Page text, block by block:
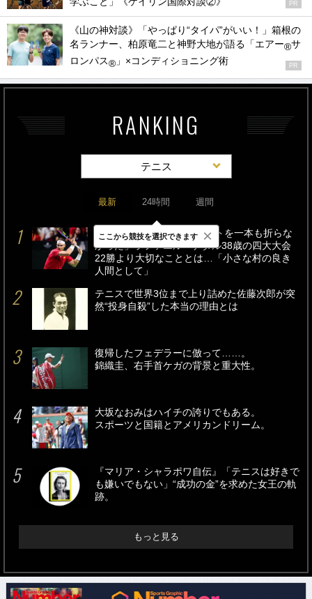
PR
《山の神対談》「やっぱり“タイパ”がいい！」箱根の
名ランナー、柏原竜二と神野大地が語る「エアー®サ
ロンパス® 」×コンディショニング術 PR
RANKING
テニス
最新 24時間 週間
引退まで「1250本のラケットを一本も折らな
かった」ラファエル・ナダル38歳の四大大会
22勝より大切なこととは…「小さな村の良き
人間として」
テニスで世界3位まで上り詰めた佐藤次郎が突
然“投身自殺”した本当の理由とは
復帰したフェデラーに倣って……。
錦織圭、右手首ケガの背景と重大性。
大坂なおみはハイチの誇りでもある。
スポーツと国籍とアメリカンドリーム。
『マリア・シャラポワ自伝』「テニスは好きで
も嫌いでもない」“成功の金”を求めた女王の軌
跡。
もっと見る
ここから競技を選択できます ×